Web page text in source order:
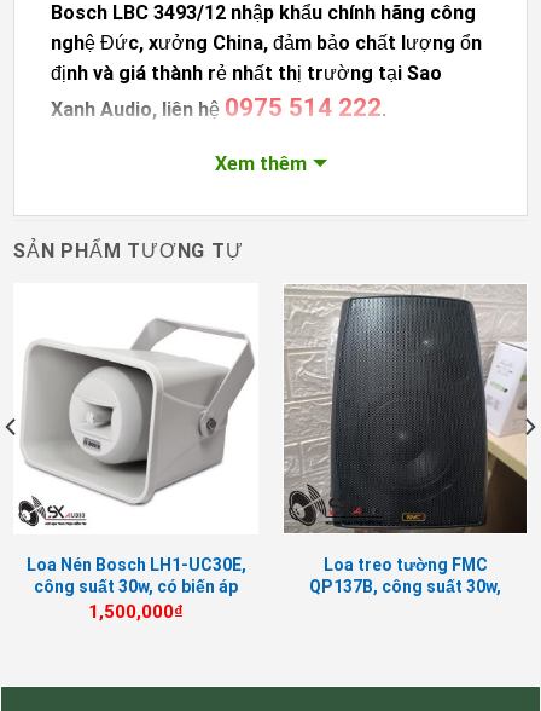
Bosch LBC 3493/12 nhập khẩu chính hãng công
nghệ Đức, xưởng China, đảm bảo chất lượng ổn
định và giá thành rẻ nhất thị trường tại Sao
Xanh Audio, liên hệ 0975 514 222.
Loa Bosch LBC 3493/12 công suất 30w, lắp đặt ngoài
Xem thêm
SẢN PHẨM TƯƠNG TỰ
Loa Nén Bosch LH1-UC30E,
công suất 30w, có biến áp
1,500,000₫
Loa treo tường FMC
QP137B, công suất 30w,